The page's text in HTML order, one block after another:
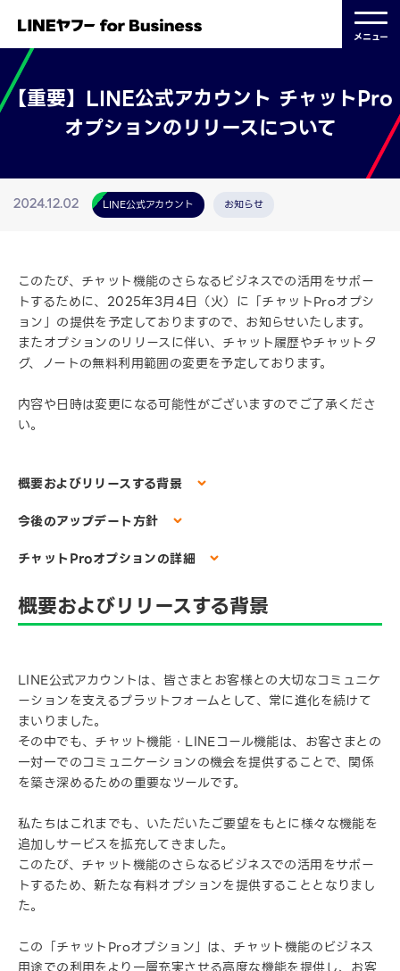
メニュー
【重要】LINE公式アカウント チャットPro
オプションのリリースについて
2024.12.02 LINE公式アカウント お知らせ
このたび、チャット機能のさらなるビジネスでの活用をサポー
トするために、2025年3月4日（火）に「チャットProオプシ
ョン」の提供を予定しておりますので、お知らせいたします。
またオプションのリリースに伴い、チャット履歴やチャットタ
グ、ノートの無料利用範囲の変更を予定しております。
内容や日時は変更になる可能性がございますのでご了承くださ
い。
概要およびリリースする背景
今後のアップデート方針
チャットProオプションの詳細
概要およびリリースする背景
LINE公式アカウントは、皆さまとお客様との大切なコミュニケ
ーションを支えるプラットフォームとして、常に進化を続けて
まいりました。
その中でも、チャット機能・LINEコール機能は、お客さまとの
一対一でのコミュニケーションの機会を提供することで、関係
を築き深めるための重要なツールです。
私たちはこれまでも、いただいたご要望をもとに様々な機能を
追加しサービスを拡充してきました。
このたび、チャット機能のさらなるビジネスでの活用をサポー
トするため、新たな有料オプションを提供することとなりまし
た。
この「チャットProオプション」は、チャット機能のビジネス